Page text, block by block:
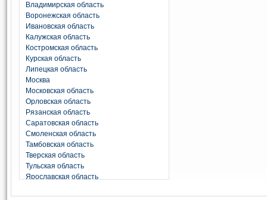
Владимирская область
Воронежская область
Ивановская область
Калужская область
Костромская область
Курская область
Липецкая область
Москва
Московская область
Орловская область
Рязанская область
Саратовская область
Смоленская область
Тамбовская область
Тверская область
Тульская область
Ярославская область